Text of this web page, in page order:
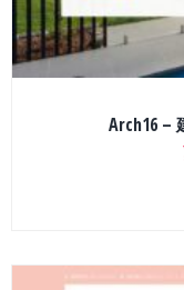
Arch16 –